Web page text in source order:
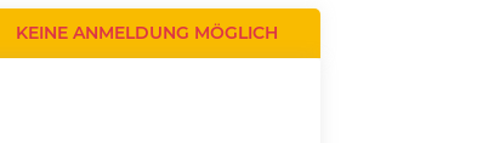
KEINE ANMELDUNG MÖGLICH